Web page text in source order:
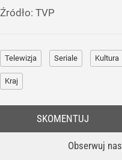
Źródło: TVP
Telewizja Seriale Kultura
Kraj
Obserwuj nas
SKOMENTUJ